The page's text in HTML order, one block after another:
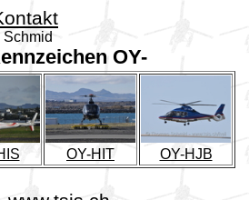
OY-
OY-HIT OY-HJB